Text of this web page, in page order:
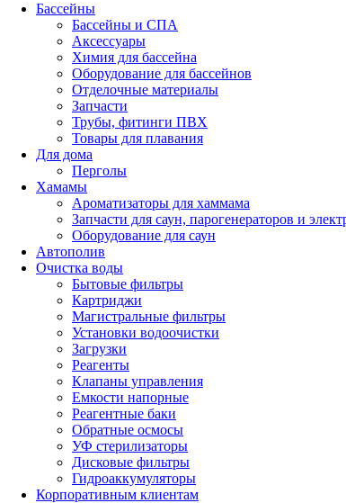
Бассейны
Бассейны и СПА
Аксессуары
Химия для бассейна
Оборудование для бассейнов
Отделочные материалы
Запчасти
Трубы, фитинги ПВХ
Товары для плавания
Для дома
Перголы
Хамамы
Ароматизаторы для хаммама
Запчасти для саун, парогенераторов и
Оборудование для саун
Автополив
Очистка воды
Бытовые фильтры
Картриджи
Магистральные фильтры
Установки водоочистки
Загрузки
Реагенты
Клапаны управления
Емкости напорные
Реагентные баки
Обратные осмосы
УФ стерилизаторы
Дисковые фильтры
Гидроаккумуляторы
Корпоративным клиентам